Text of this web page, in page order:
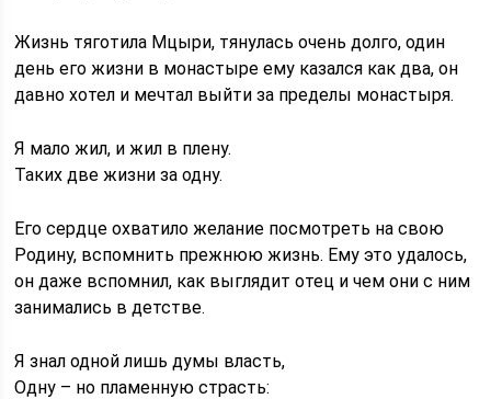
Жизнь тяготила Мцыри, тянулась очень долго, один
день его жизни в монастыре ему казался как два, он
давно хотел и мечтал выйти за пределы монастыря.
Я мало жил, и жил в плену.
Таких две жизни за одну.
Его сердце охватило желание посмотреть на свою
Родину, вспомнить прежнюю жизнь. Ему это удалось,
он даже вспомнил, как выглядит отец и чем они с ним
занимались в детстве.
Я знал одной лишь думы власть,
Одну – но пламенную страсть: